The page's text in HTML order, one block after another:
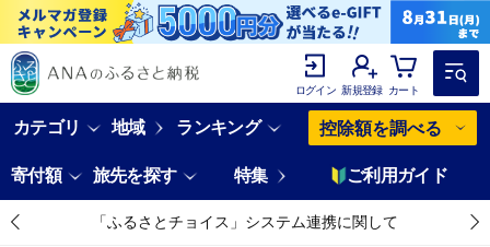
ログイン 新規登録 カート
カテゴリ 地域 ランキング 控除額を調べる
寄付額 旅先を探す 特集 ご利用ガイド
「ふるさとチョイス」システム連携に関して